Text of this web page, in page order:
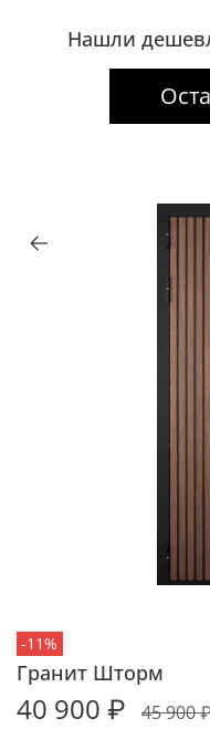
Нашли
-11%
Гранит Шторм
40 900 ₽ 45 900